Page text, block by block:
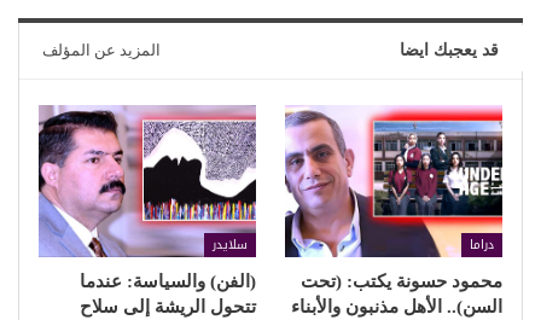
قد يعجبك ايضا المزيد عن المؤلف
دراما
محمود حسونة يكتب: (تحت
السن).. الأهل مذنبون والأبناء
سلايدر
(الفن) والسياسة: عندما
تتحول الريشة إلى سلاح